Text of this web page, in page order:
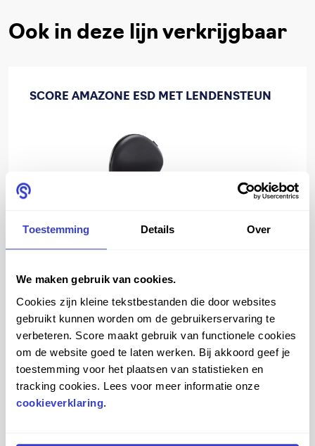
Toestemming Details Over
We maken gebruik van cookies.
Cookies zijn kleine tekstbestanden die door websites
gebruikt kunnen worden om de gebruikerservaring te
verbeteren. Score maakt gebruik van functionele cookies
om de website goed te laten werken. Bij akkoord geef je
toestemming voor het plaatsen van statistieken en
tracking cookies. Lees voor meer informatie onze
cookieverklaring.
Ook in deze lijn verkrijgbaar
SCORE AMAZONE ESD MET LENDENSTEUN
Vergelijk Bekijk meer